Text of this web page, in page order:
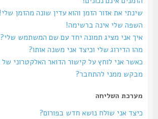
שינתי את אזור הזמן והוא עדין שונה מהזמן שלי!
השפה שלי אינה ברשימה!
איך אני מציג תמונה יחד עם שם המשתמש שלי?
מהו הדירוג שלי וכיצד אני משנה אותו?
כאשר אני לוחץ על קישור הדואר האלקטרוני של
מבקש ממני להתחבר?
מערכת השליחה
כיצד אני שולח נושא חדש בפורום?